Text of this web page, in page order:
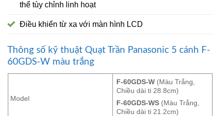
thể tùy chỉnh linh hoạt
Điều khiển từ xa với màn hình LCD
Thông số kỹ thuật Quạt Trần Panasonic 5 cánh F-
60GDS-W màu trắng
Model
F-60GDS-W (Màu Trắng,
Chiều dài ti 28.8cm)
F-60GDS-WS (Màu Trắng,
Chiều dài ti 21.2cm)